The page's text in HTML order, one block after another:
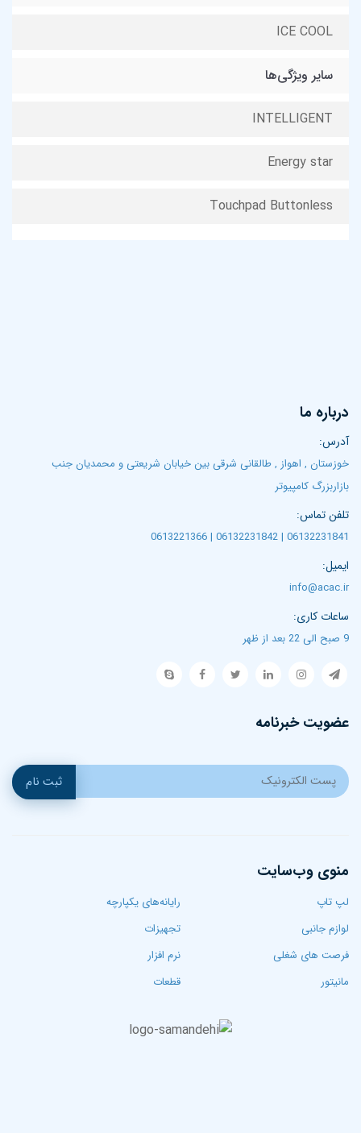
ICE COOL
سایر ویژگی‌ها
INTELLIGENT
Energy star
Touchpad Buttonless
درباره ما
آدرس:
خوزستان , اهواز , طالقانی شرقی بین خیابان شریعتی و محمدیان جنب
بازاربزرگ کامپیوتر
تلفن تماس:
06132231841 | 06132231842 | 0613221366
ایمیل:
info@acac.ir
ساعات کاری:
9 صبح الی 22 بعد از ظهر
عضویت خبرنامه
ثبت نام
منوی وب‌سایت
لپ تاپ‌
رایانه‌های یکپارچه
لوازم جانبی
تجهیزات
فرصت های شغلی
نرم افزار
مانیتور
قطعات